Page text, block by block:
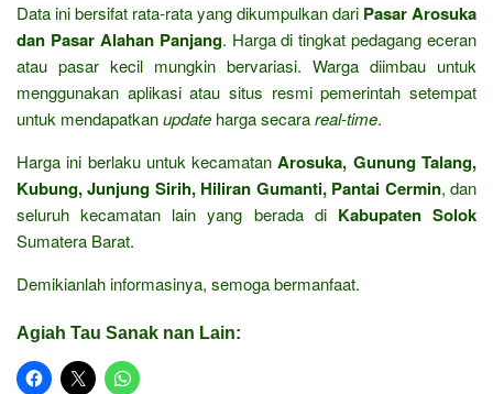
Data ini bersifat rata-rata yang dikumpulkan dari Pasar Arosuka
dan Pasar Alahan Panjang. Harga di tingkat pedagang eceran
atau pasar kecil mungkin bervariasi. Warga diimbau untuk
menggunakan aplikasi atau situs resmi pemerintah setempat
untuk mendapatkanupdate harga secarareal-time.
Harga ini berlaku untuk kecamatanArosuka, Gunung Talang,
Kubung, Junjung Sirih, Hiliran Gumanti, Pantai Cermin, dan
seluruh kecamatan lain yang berada di Kabupaten Solok
Sumatera Barat.
Demikianlah informasinya, semoga bermanfaat.
Agiah Tau Sanak nan Lain: